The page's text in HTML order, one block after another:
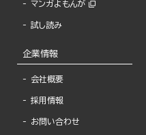
マンガよもんが
試し読み
企業情報
会社概要
採用情報
お問い合わせ